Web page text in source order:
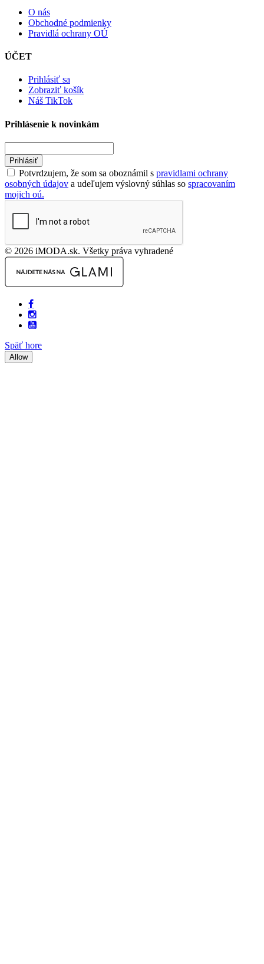
O nás
Obchodné podmienky
Pravidlá ochrany OÚ
ÚČET
Prihlásiť sa
Zobraziť košík
Náš TikTok
Prihlásenie k novinkám
Prihlásiť
Potvrdzujem, že som sa oboznámil s pravidlami ochrany
osobných údajov a udeľujem výslovný súhlas so spracovaním
mojich oú.
© 2026 iMODA.sk. Všetky práva vyhradené
Späť hore
Allow